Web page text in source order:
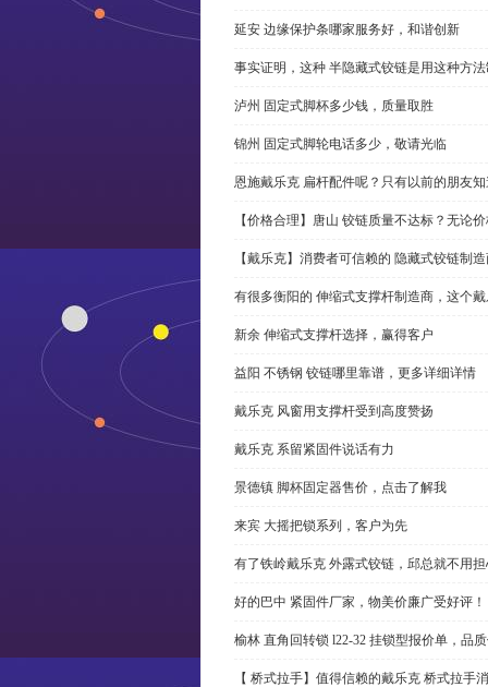
延安 边缘保护条哪家服务好，和谐创新
事实证明，这种 半隐藏式铰链是用这种方
泸州 固定式脚杯多少钱，质量取胜
锦州 固定式脚轮电话多少，敬请光临
恩施戴乐克 扁杆配件呢？只有以前的朋友
【价格合理】唐山 铰链质量不达标？无论
【戴乐克】消费者可信赖的 隐藏式铰链制
有很多衡阳的 伸缩式支撑杆制造商，这个
新余 伸缩式支撑杆选择，赢得客户
益阳 不锈钢 铰链哪里靠谱，更多详细详情
戴乐克 风窗用支撑杆受到高度赞扬
戴乐克 系留紧固件说话有力
景德镇 脚杯固定器售价，点击了解我
来宾 大摇把锁系列，客户为先
有了铁岭戴乐克 外露式铰链，邱总就不用
好的巴中 紧固件厂家，物美价廉广受好评！
榆林 直角回转锁 l22-32 挂锁型报价单，品
【 桥式拉手】值得信赖的戴乐克 桥式拉手